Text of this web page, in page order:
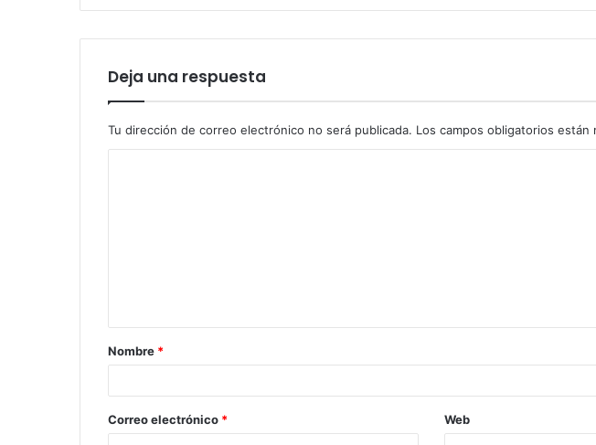
Deja una respuesta
Tu dirección de correo electrónico no será publicada. Los campos obligatorios están
Nombre *
Correo electrónico * Web